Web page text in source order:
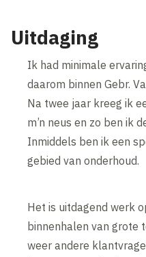
Uitdaging
Ik had minimale
daarom binnen Gebr.
Na twee jaar kreeg ik
m’n neus en zo ben ik
Inmiddels ben ik een
gebied van onderhoud.
Het is uitdagend werk
binnenhalen van grote
weer andere